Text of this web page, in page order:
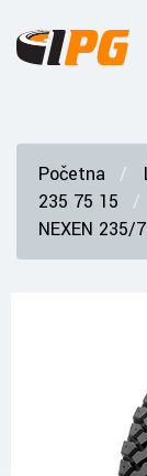
Početna
235 75 15
NEXEN 235/